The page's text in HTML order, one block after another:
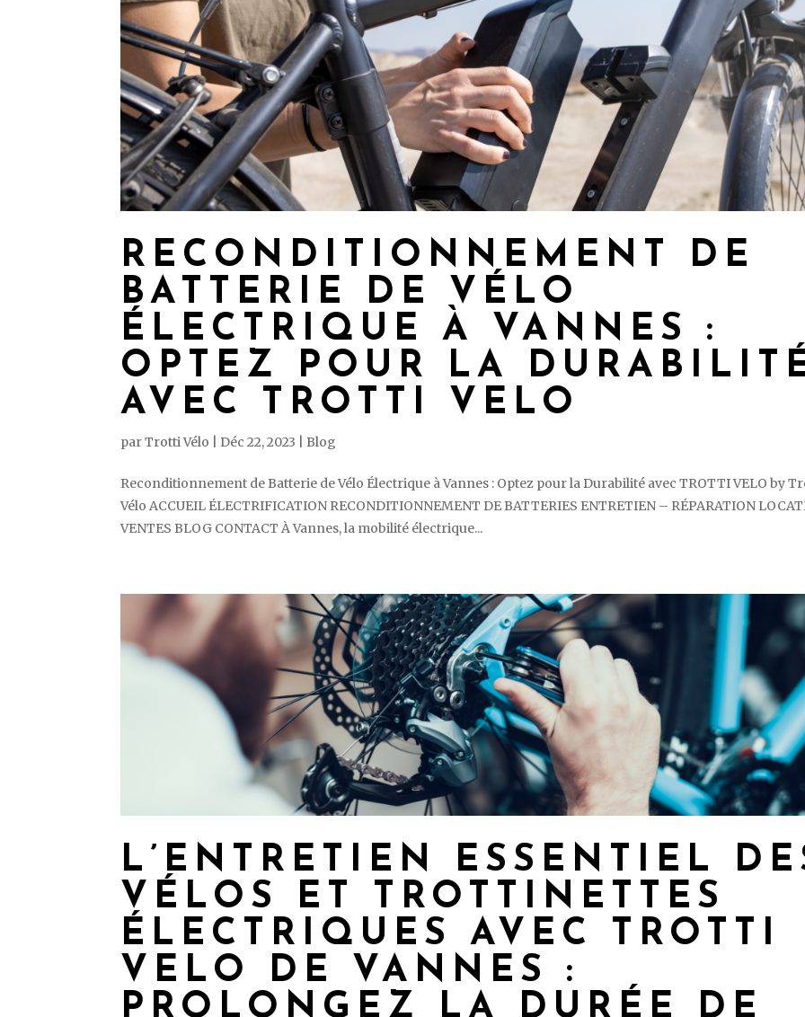
RECONDITIONNEMENT DE
BATTERIE DE VÉLO
ÉLECTRIQUE À VANNES :
OPTEZ POUR LA
AVEC TROTTI VELO
parTrotti Vélo Déc 22, 2023 Blog
Reconditionnement de Batterie de Vélo Électrique à Vannes : Optez pour la Durabilité avec TROTTI VELO by
Vélo ACCUEIL ÉLECTRIFICATION RECONDITIONNEMENT DE BATTERIES ENTRETIEN – RÉPARATION
VENTES BLOG CONTACT À Vannes, la mobilité électrique...
L’ENTRETIEN ESSENTIEL
VÉLOS ET TROTTINETTES
ÉLECTRIQUES AVEC TROTTI
VELO DE VANNES :
PROLONGEZ LA DURÉE DE